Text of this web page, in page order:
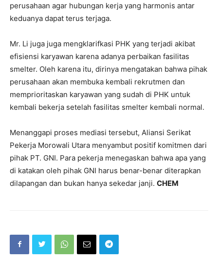
perusahaan agar hubungan kerja yang harmonis antar
keduanya dapat terus terjaga.
Mr. Li juga juga mengklarifkasi PHK yang terjadi akibat
efisiensi karyawan karena adanya perbaikan fasilitas
smelter. Oleh karena itu, dirinya mengatakan bahwa pihak
perusahaan akan membuka kembali rekrutmen dan
memprioritaskan karyawan yang sudah di PHK untuk
kembali bekerja setelah fasilitas smelter kembali normal.
Menanggapi proses mediasi tersebut, Aliansi Serikat
Pekerja Morowali Utara menyambut positif komitmen dari
pihak PT. GNI. Para pekerja menegaskan bahwa apa yang
di katakan oleh pihak GNI harus benar-benar diterapkan
dilapangan dan bukan hanya sekedar janji. CHEM